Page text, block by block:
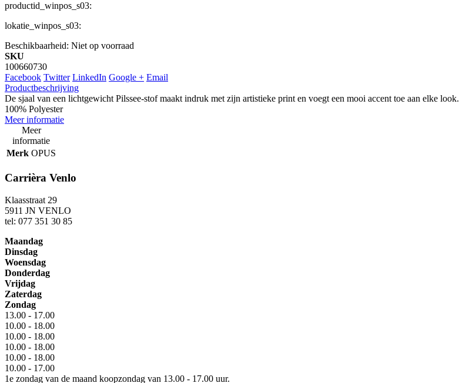
productid_winpos_s03:
lokatie_winpos_s03:
Beschikbaarheid: Niet op voorraad
SKU
100660730
Facebook Twitter LinkedIn Google + Email
Productbeschrijving
De sjaal van een lichtgewicht Pilssee-stof maakt indruk met zijn artistieke print en voegt een mooi accent toe aan elke look.
100% Polyester
Meer informatie
Meer
informatie
Merk OPUS
Carrièra Venlo
Klaasstraat 29
5911 JN VENLO
tel: 077 351 30 85
Maandag
Dinsdag
Woensdag
Donderdag
Vrijdag
Zaterdag
Zondag
13.00 - 17.00
10.00 - 18.00
10.00 - 18.00
10.00 - 18.00
10.00 - 18.00
10.00 - 17.00
1e zondag van de maand koopzondag van 13.00 - 17.00 uur.